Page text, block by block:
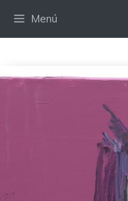
Menú